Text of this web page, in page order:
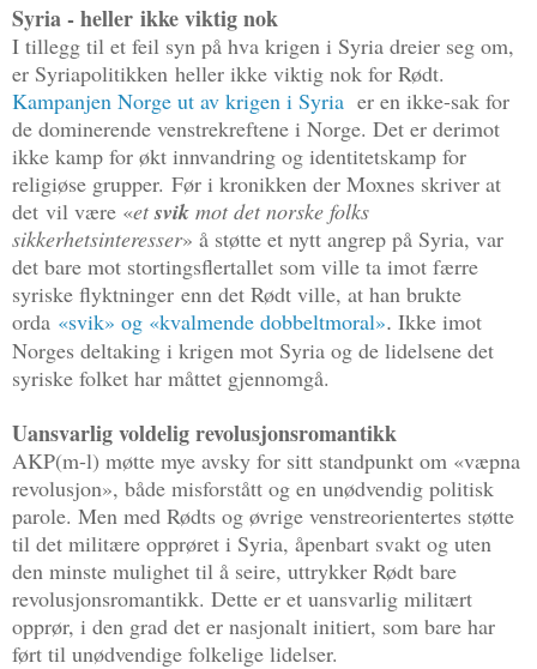
Syria - heller ikke viktig nok
I tillegg til et feil syn på hva krigen i Syria dreier seg om,
er Syriapolitikken heller ikke viktig nok for Rødt.
Kampanjen Norge ut av krigen i Syria er en ikke-sak for
de dominerende venstrekreftene i Norge. Det er derimot
ikke kamp for økt innvandring og identitetskamp for
religiøse grupper. Før i kronikken der Moxnes skriver at
det vil være «etsvik mot det norske folks
sikkerhetsinteresser» å støtte et nytt angrep på Syria, var
det bare mot stortingsflertallet som ville ta imot færre
syriske flyktninger enn det Rødt ville, at han brukte
orda «svik» og «kvalmende dobbeltmoral». Ikke imot
Norges deltaking i krigen mot Syria og de lidelsene det
syriske folket har måttet gjennomgå.
Uansvarlig voldelig revolusjonsromantikk
AKP(m-l) møtte mye avsky for sitt standpunkt om «væpna
revolusjon», både misforstått og en unødvendig politisk
parole. Men med Rødts og øvrige venstreorientertes støtte
til det militære opprøret i Syria, åpenbart svakt og uten
den minste mulighet til å seire, uttrykker Rødt bare
revolusjonsromantikk. Dette er et uansvarlig militært
opprør, i den grad det er nasjonalt initiert, som bare har
ført til unødvendige folkelige lidelser.